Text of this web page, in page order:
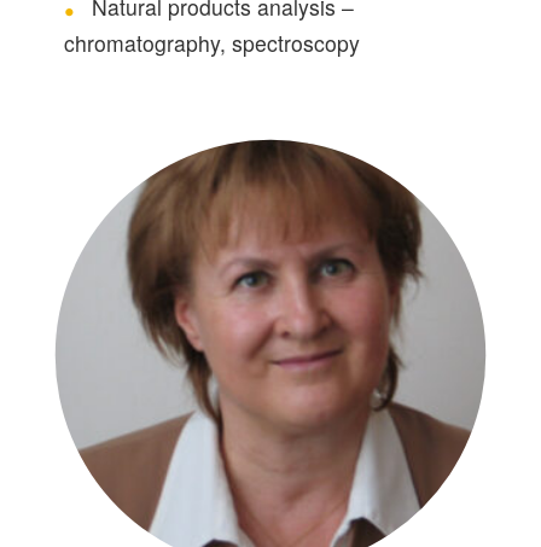
Natural products analysis –
chromatography, spectroscopy